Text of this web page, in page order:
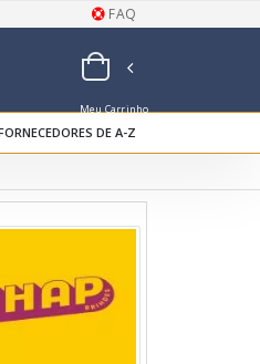
FAQ
Meu Carrinho
de Orçamentos
DE A-Z